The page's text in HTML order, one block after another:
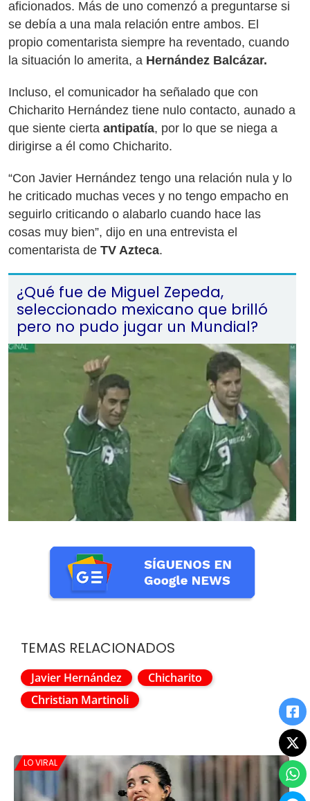
aficionados. Más de uno comenzó a preguntarse si
se debía a una mala relación entre ambos. El
propio comentarista siempre ha reventado, cuando
la situación lo amerita, a Hernández Balcázar.
Incluso, el comunicador ha señalado que con
Chicharito Hernández tiene nulo contacto, aunado a
que siente cierta antipatía, por lo que se niega a
dirigirse a él como Chicharito.
“Con Javier Hernández tengo una relación nula y lo
he criticado muchas veces y no tengo empacho en
seguirlo criticando o alabarlo cuando hace las
cosas muy bien”, dijo en una entrevista el
comentarista de TV Azteca.
¿Qué fue de Miguel Zepeda,
seleccionado mexicano que brilló
pero no pudo jugar un Mundial?
TEMAS RELACIONADOS
Javier Hernández
Chicharito
Christian Martinoli
LO VIRAL